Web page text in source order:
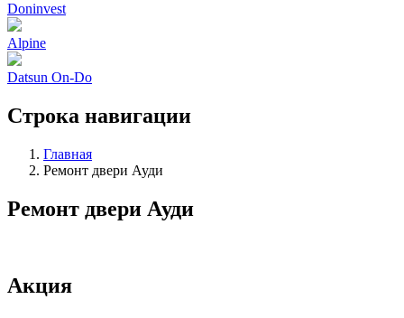
Doninvest
Alpine
Datsun On-Do
Строка навигации
Главная
Ремонт двери Ауди
Ремонт двери Ауди
Акция